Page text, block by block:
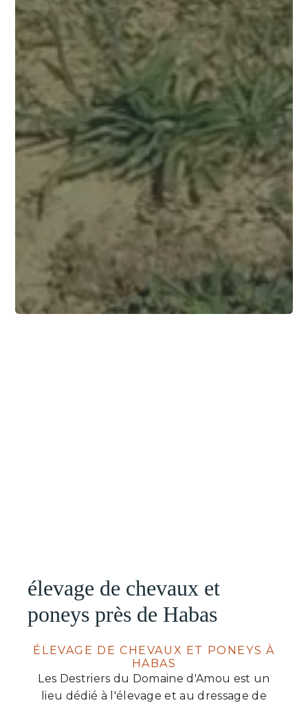
élevage de chevaux et
poneys près de Habas
ÉLEVAGE DE CHEVAUX ET PONEYS À
HABAS
Les Destriers du Domaine d'Amou est un
lieu dédié à l'élevage et au dressage de